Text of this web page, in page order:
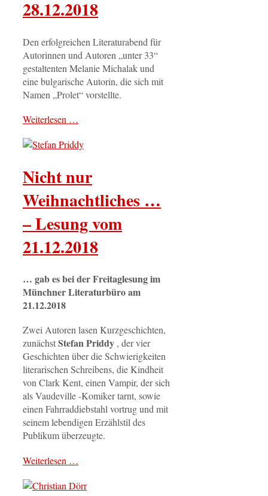
28.12.2018
Den erfolgreichen Literaturabend für
Autorinnen und Autoren „unter 33“
gestaltenten Melanie Michalak und
eine bulgarische Autorin, die sich mit
Namen „Prolet“ vorstellte.
Weiterlesen …
Nicht nur
Weihnachtliches …
– Lesung vom
21.12.2018
… gab es bei der Freitaglesung im
Münchner Literaturbüro am
21.12.2018
Zwei Autoren lasen Kurzgeschichten,
zunächstStefan Priddy , der vier
Geschichten über die Schwierigkeiten
literarischen Schreibens, die Kindheit
von Clark Kent, einen Vampir, der sich
als Vaudeville -Komiker tarnt, sowie
einen Fahrraddiebstahl vortrug und mit
seinem lebendigen Erzählstil des
Publikum überzeugte.
Weiterlesen …